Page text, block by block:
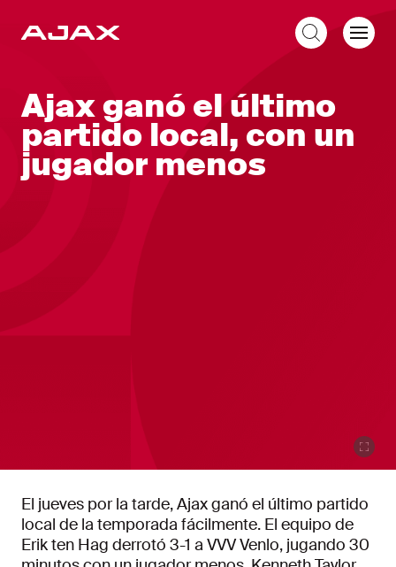
Ajax ganó el último
partido local, con un
jugador menos
El jueves por la tarde, Ajax ganó el último partido
local de la temporada fácilmente. El equipo de
Erik ten Hag derrotó 3-1 a VVV Venlo, jugando 30